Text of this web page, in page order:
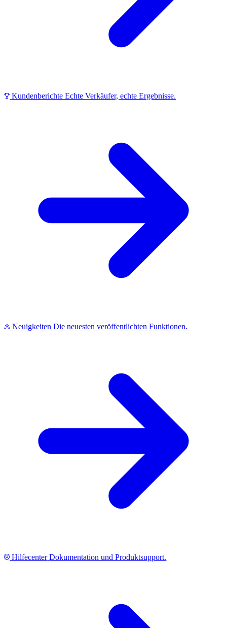
Kundenberichte Echte Verkäufer, echte Ergebnisse.
Neuigkeiten Die neuesten veröffentlichten Funktionen.
Hilfecenter Dokumentation und Produktsupport.